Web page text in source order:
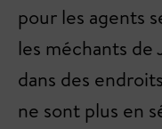
pour les agents
les méchants de
dans des
ne sont plus en